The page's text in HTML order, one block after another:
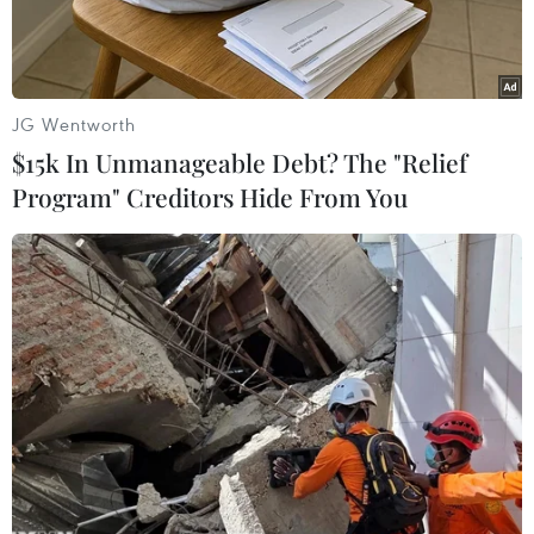
Ảnh chỉ mang tính minh họa
Tiếp diễn biến vụ việc bé Vũ Việt A (35 ngày
tuổi)tử vong bất thườngtrong chậu nước ngày
12/6 vừa qua, theo nguồn tin của phóng viên,
sau 2 ngày tích cực điều tra, thời điểm hiện tại,
JG Wentworth
$15k In Unmanageable Debt? The "Relief
Program" Creditors Hide From You